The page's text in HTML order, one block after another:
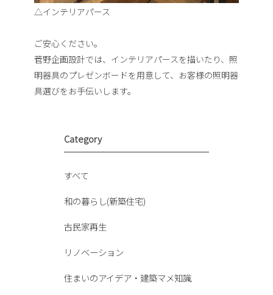
△インテリアパース
ご安心ください。
菅野企画設計では、インテリアパースを描いたり、照
明器具のプレゼンボードを用意して、お客様の照明器
具選びをお手伝いします。
Category
すべて
和の暮らし(新築住宅)
古民家再生
リノベーション
住まいのアイデア・建築マメ知識